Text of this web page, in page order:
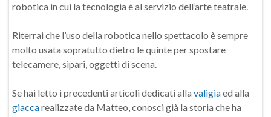
robotica in cui la tecnologia è al servizio dell’arte teatrale.
Riterrai che l’uso della robotica nello spettacolo è sempre
molto usata sopratutto dietro le quinte per spostare
telecamere, sipari, oggetti di scena.
Se hai letto i precedenti articoli dedicati alla valigiaed alla
giaccarealizzate da Matteo, conosci già la storia che ha